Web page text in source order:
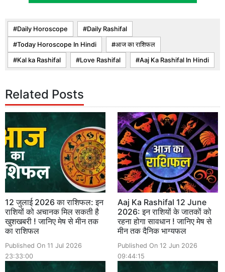
Daily Horoscope Daily Rashifal
Today Horoscope In Hindi आज का राशिफल
Kal ka Rashifal Love Rashifal Aaj Ka Rashifal In Hindi
Related Posts
12 जुलाई 2026 का राशिफल: इन
राशियों को अचानक मिल सकती है
खुशखबरी ! जानिए मेष से मीन तक
का राशिफल
Published On 11 Jul 2026
23:33:00
Aaj Ka Rashifal 12 June
2026: इन राशियों के जातकों को
रहना होगा सावधान ! जानिए मेष से
मीन तक दैनिक भाग्यफल
Published On 12 Jun 2026
09:44:15